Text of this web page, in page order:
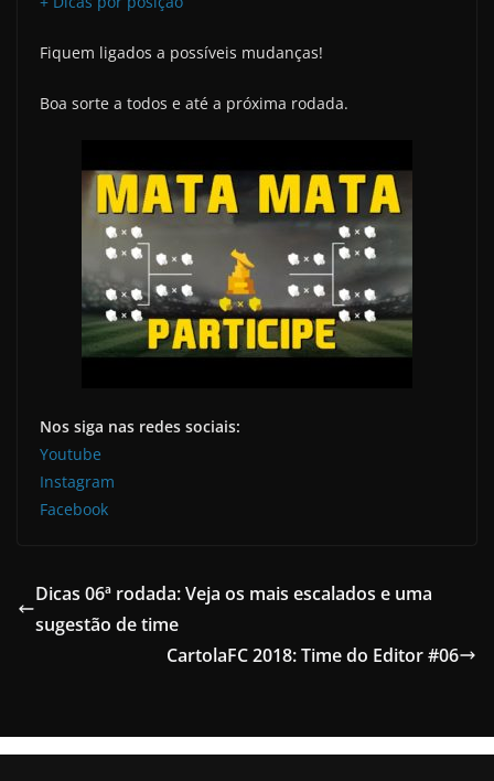
Fiquem ligados a possíveis mudanças!
Boa sorte a todos e até a próxima rodada.
Nos siga nas redes sociais:
Youtube
Instagram
Facebook
Dicas 06ª rodada: Veja os mais escalados e uma
sugestão de time
CartolaFC 2018: Time do Editor #06